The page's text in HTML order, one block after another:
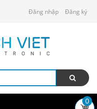
Đăng nhập Đăng ký
0